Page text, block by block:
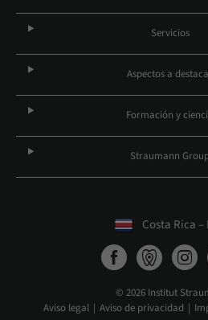
Servicios
Aspectos a
Formación y
Straumann
Costa Rica –
© 2026 Institut
Aviso legal
Aviso de privacidad